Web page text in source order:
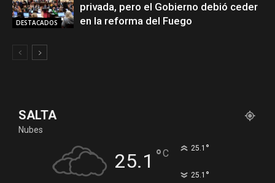
DESTACADOS
privada, pero el Gobierno debió ceder
en la reforma del Fuego
SALTA
Nubes
25.1 °C 25.1 °
25.1 °